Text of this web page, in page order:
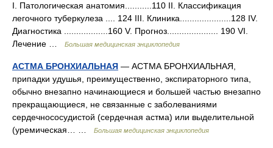
I. Патологическая анатомия...........110 II. Классификация
легочного туберкулеза .... 124 III. Клиника.....................128 IV.
Диагностика ..................160 V. Прогноз..................... 190 VІ.
Лечение …
Большая медицинская энциклопедия
АСТМА БРОНХИАЛЬНАЯ — АСТМА БРОНХИАЛЬНАЯ,
припадки удушья, преимущественно, экспираторного типа,
обычно внезапно начинающиеся и большей частью внезапно
прекращающиеся, не связанные с заболеваниями
сердечнососудистой (сердечная астма) или выделительной
(уремическая… …
Большая медицинская энциклопедия